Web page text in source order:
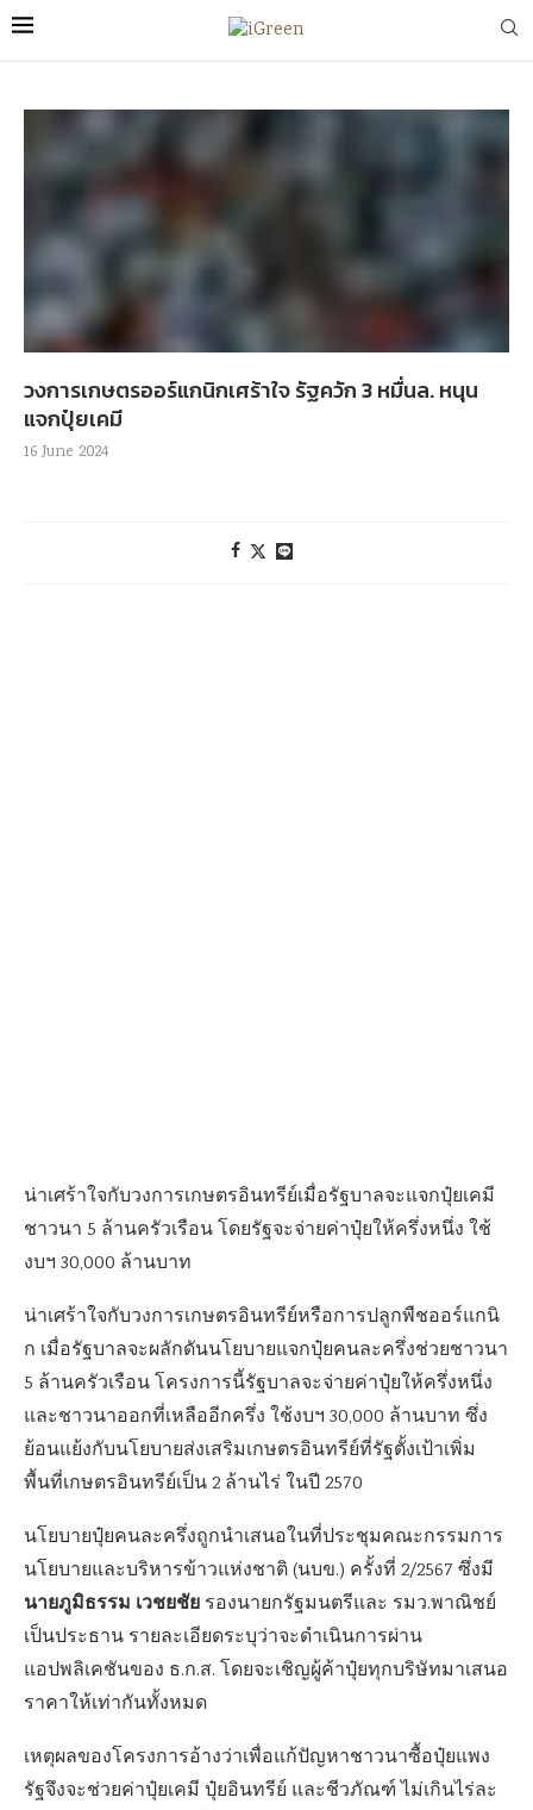
วงการเกษตรออร์แกนิกเศร้าใจ รัฐควัก 3 หมื่นล. หนุน
แจกปุ๋ยเคมี
16 June 2024
น่าเศร้าใจกับวงการเกษตรอินทรีย์เมื่อรัฐบาลจะแจกปุ๋ยเคมี
ชาวนา 5 ล้านครัวเรือน โดยรัฐจะจ่ายค่าปุ๋ยให้ครึ่งหนึ่ง ใช้
งบฯ 30,000 ล้านบาท
น่าเศร้าใจกับวงการเกษตรอินทรีย์หรือการปลูกพืชออร์แกนิ
ก เมื่อรัฐบาลจะผลักดันนโยบายแจกปุ๋ยคนละครึ่งช่วยชาวนา
5 ล้านครัวเรือน โครงการนี้รัฐบาลจะจ่ายค่าปุ๋ยให้ครึ่งหนึ่ง
และชาวนาออกที่เหลืออีกครึ่ง ใช้งบฯ 30,000 ล้านบาท ซึ่ง
ย้อนแย้งกับนโยบายส่งเสริมเกษตรอินทรีย์ที่รัฐตั้งเป้าเพิ่ม
พื้นที่เกษตรอินทรีย์เป็น 2 ล้านไร่ ในปี 2570
นโยบายปุ๋ยคนละครึ่งถูกนำเสนอในที่ประชุมคณะกรรมการ
นโยบายและบริหารข้าวแห่งชาติ (นบข.) ครั้งที่ 2/2567 ซึ่งมี
นายภูมิธรรม เวชยชัย รองนายกรัฐมนตรีและ รมว.พาณิชย์
เป็นประธาน รายละเอียดระบุว่าจะดำเนินการผ่าน
แอปพลิเคชันของ ธ.ก.ส. โดยจะเชิญผู้ค้าปุ๋ยทุกบริษัทมาเสนอ
ราคาให้เท่ากันทั้งหมด
เหตุผลของโครงการอ้างว่าเพื่อแก้ปัญหาชาวนาซื้อปุ๋ยแพง
รัฐจึงจะช่วยค่าปุ๋ยเคมี ปุ๋ยอินทรีย์ และชีวภัณฑ์ ไม่เกินไร่ละ